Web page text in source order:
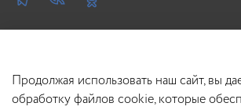
Продолжая использовать наш сайт, вы
обработку файлов cookie, которые